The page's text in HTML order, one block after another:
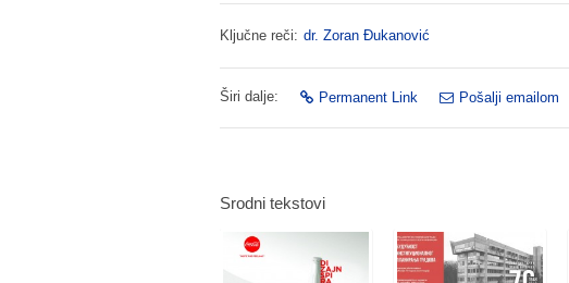
Ključne reči: dr. Zoran Đukanović
Širi dalje: Permanent Link Pošalji emailom
Srodni tekstovi